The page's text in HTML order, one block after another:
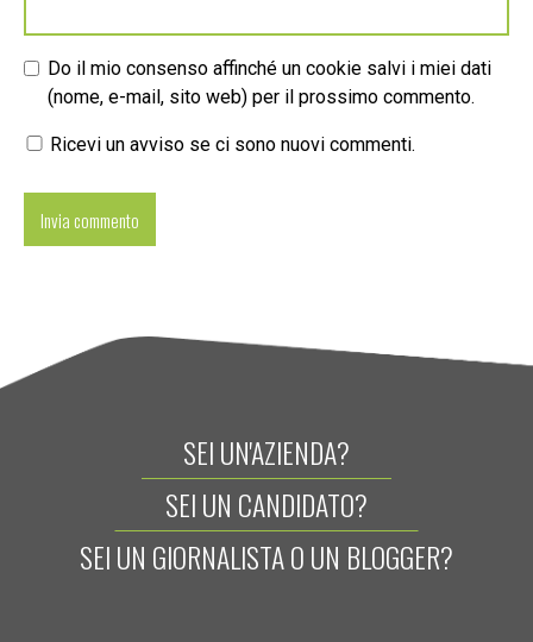
Do il mio consenso affinché un cookie salvi i miei dati
(nome, e-mail, sito web) per il prossimo commento.
Ricevi un avviso se ci sono nuovi commenti.
SEI UN'AZIENDA?
SEI UN CANDIDATO?
SEI UN GIORNALISTA O UN BLOGGER?